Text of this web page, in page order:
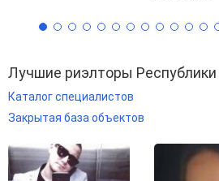
Лучшие риэлторы Республики
Каталог специалистов
Закрытая база объектов